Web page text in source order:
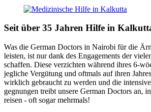
Seit über 35 Jahren Hilfe in
Was die German Doctors in Nairobi für die
leisten, ist nur dank des Engagements der
schaffen. Diese ver­zichten während ihres 6-
jeg­liche Ver­gütung und oft­mals auf ihren
wirk­lich ge­braucht zu werden und die
gegnungen treibt unsere German Doctors an,
reisen - oft sogar mehr­mals!